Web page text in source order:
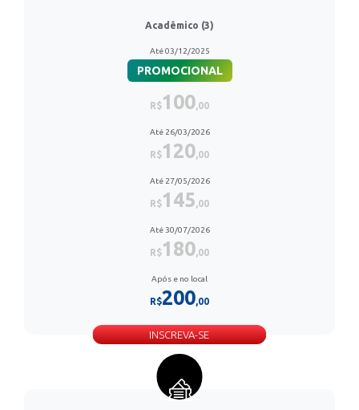
Acadêmico (3)
Até 03/12/2025
PROMOCIONAL
R$100,00
Até 26/03/2026
R$120,00
Até 27/05/2026
R$145,00
Até 30/07/2026
R$180,00
Após e no local
R$200,00
INSCREVA-SE